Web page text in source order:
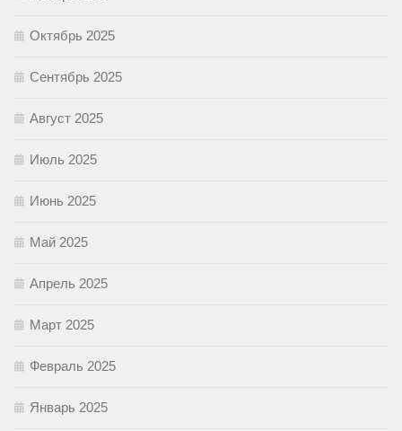
Октябрь 2025
Сентябрь 2025
Август 2025
Июль 2025
Июнь 2025
Май 2025
Апрель 2025
Март 2025
Февраль 2025
Январь 2025